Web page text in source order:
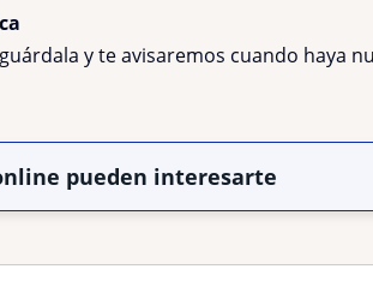
y te avisaremos cuando haya
pueden interesarte